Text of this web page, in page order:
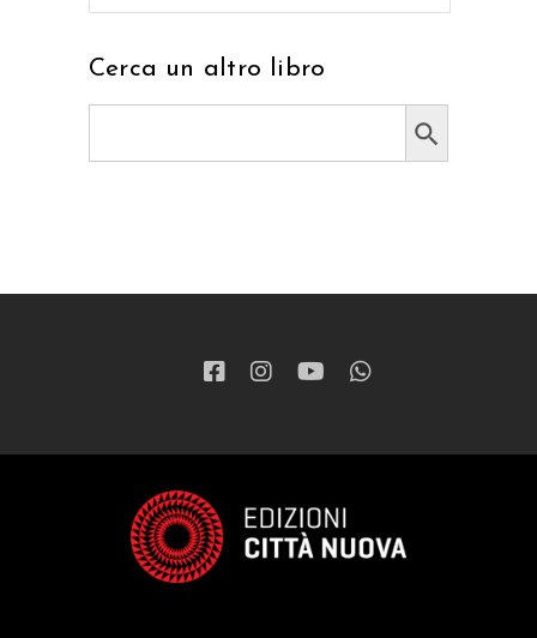
Cerca un altro libro
Search Button